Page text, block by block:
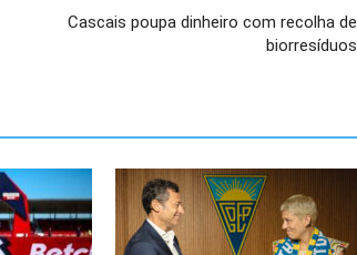
Cascais poupa dinheiro com recolha de
biorresíduos